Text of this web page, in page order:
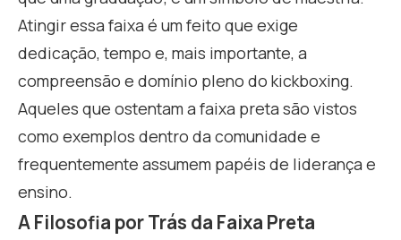
Atingir essa faixa é um feito que exige
dedicação, tempo e, mais importante, a
compreensão e domínio pleno do kickboxing.
Aqueles que ostentam a faixa preta são vistos
como exemplos dentro da comunidade e
frequentemente assumem papéis de liderança e
ensino.
A Filosofia por Trás da Faixa Preta